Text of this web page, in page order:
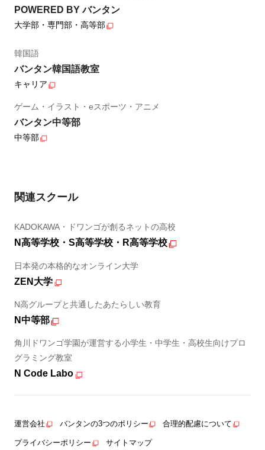
POWERED BY バンタン
大学部・専門部・高等部
韓国語
バンタン韓国語教室
キャリア
ゲーム・イラスト・eスポーツ・アニメ
バンタン中等部
中等部
関連スクール
KADOKAWA・ドワンゴが創るネットの高校
N高等学校・S高等学校・R高等学校
日本発の本格的なオンライン大学
ZEN大学
N高グループと共通したあたらしい教育
N中等部
角川ドワンゴ学園が運営する小学生・中学生・高校生向けプロ
グラミング教室
N Code Labo
運営会社 バンタンの3つのポリシー 合理的配慮について
プライバシーポリシー サイトマップ